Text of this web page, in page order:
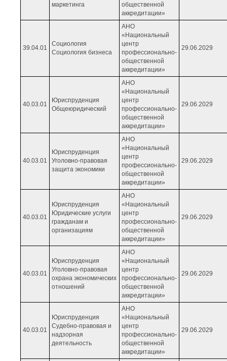
маркетинга
общественной
аккредитации»
39.04.01
Социология
Социология бизнеса
АНО
«Национальный
центр
профессионально-
общественной
аккредитации»
29.06.2029
40.03.01
Юриспруденция
Общеюридический
АНО
«Национальный
центр
профессионально-
общественной
аккредитации»
29.06.2029
40.03.01
Юриспруденция
Уголовно-правовая
защита экономики
АНО
«Национальный
центр
профессионально-
общественной
аккредитации»
29.06.2029
40.03.01
Юриспруденция
Юридические услуги
гражданам и
организациям
АНО
«Национальный
центр
профессионально-
общественной
аккредитации»
29.06.2029
40.03.01
Юриспруденция
Уголовно-правовая
охрана экономических
отношений
АНО
«Национальный
центр
профессионально-
общественной
аккредитации»
29.06.2029
40.03.01
Юриспруденция
Судебно-правовая и
надзорная
деятельность
АНО
«Национальный
центр
профессионально-
общественной
аккредитации»
29.06.2029